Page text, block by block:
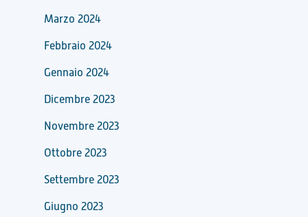
Marzo 2024
Febbraio 2024
Gennaio 2024
Dicembre 2023
Novembre 2023
Ottobre 2023
Settembre 2023
Giugno 2023